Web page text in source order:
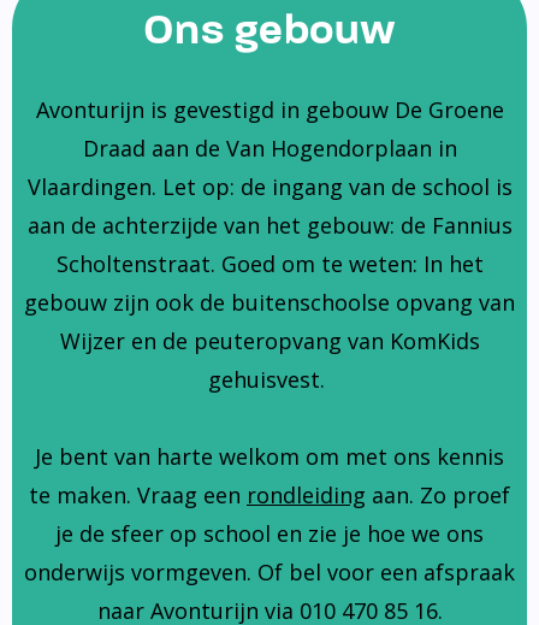
Ons gebouw
Avonturijn is gevestigd in gebouw De Groene
Draad aan de Van Hogendorplaan in
Vlaardingen. Let op: de ingang van de school is
aan de achterzijde van het gebouw: de Fannius
Scholtenstraat. Goed om te weten: In het
gebouw zijn ook de buitenschoolse opvang van
Wijzer en de peuteropvang van KomKids
gehuisvest.
Je bent van harte welkom om met ons kennis
te maken. Vraag een rondleiding aan. Zo proef
je de sfeer op school en zie je hoe we ons
onderwijs vormgeven. Of bel voor een afspraak
naar Avonturijn via 010 470 85 16.